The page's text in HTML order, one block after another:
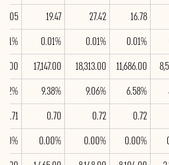
16.78
27.42
19.47
21.05
0.01%
0.01%
0.01%
11,686.00
18,313.00
17,147.00
6.58%
9.06%
9.38%
0.72
0.72
0.70
0.71
0.00%
0.00%
0.00%